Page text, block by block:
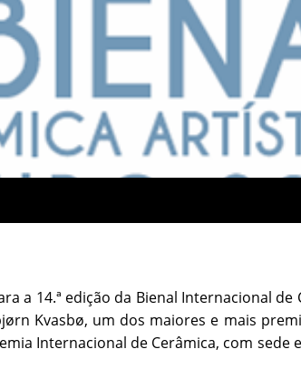
a 14.ª edição da Bienal Internacional
Kvasbø, um dos maiores e mais
Internacional de Cerâmica, com sede